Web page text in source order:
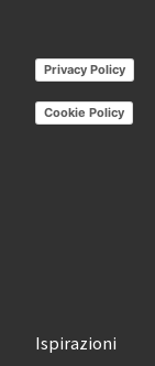
Privacy Policy
Cookie Policy
Ispirazioni